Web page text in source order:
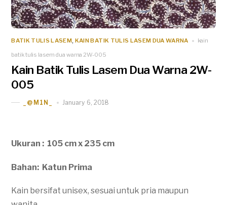
BATIK TULIS LASEM, KAIN BATIK TULIS LASEM DUA WARNA
kain
batik tulis lasem dua warna 2W-005
Kain Batik Tulis Lasem Dua Warna 2W-
005
_@M1N_ January 6, 2018
Ukuran : 105 cm x 235 cm
Bahan: Katun Prima
Kain bersifat unisex, sesuai untuk pria maupun